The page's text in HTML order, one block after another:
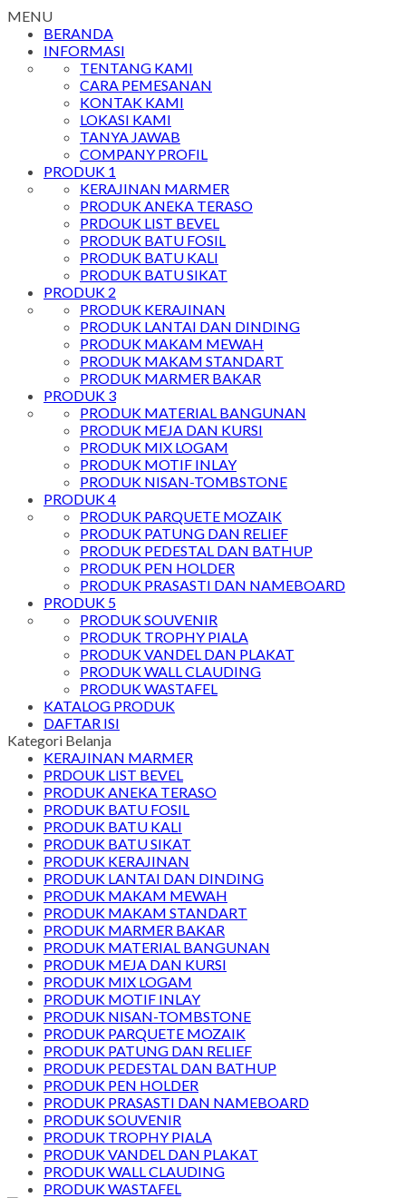
MENU
BERANDA
INFORMASI
TENTANG KAMI
CARA PEMESANAN
KONTAK KAMI
LOKASI KAMI
TANYA JAWAB
COMPANY PROFIL
PRODUK 1
KERAJINAN MARMER
PRODUK ANEKA TERASO
PRDOUK LIST BEVEL
PRODUK BATU FOSIL
PRODUK BATU KALI
PRODUK BATU SIKAT
PRODUK 2
PRODUK KERAJINAN
PRODUK LANTAI DAN DINDING
PRODUK MAKAM MEWAH
PRODUK MAKAM STANDART
PRODUK MARMER BAKAR
PRODUK 3
PRODUK MATERIAL BANGUNAN
PRODUK MEJA DAN KURSI
PRODUK MIX LOGAM
PRODUK MOTIF INLAY
PRODUK NISAN-TOMBSTONE
PRODUK 4
PRODUK PARQUETE MOZAIK
PRODUK PATUNG DAN RELIEF
PRODUK PEDESTAL DAN BATHUP
PRODUK PEN HOLDER
PRODUK PRASASTI DAN NAMEBOARD
PRODUK 5
PRODUK SOUVENIR
PRODUK TROPHY PIALA
PRODUK VANDEL DAN PLAKAT
PRODUK WALL CLAUDING
PRODUK WASTAFEL
KATALOG PRODUK
DAFTAR ISI
Kategori Belanja
KERAJINAN MARMER
PRDOUK LIST BEVEL
PRODUK ANEKA TERASO
PRODUK BATU FOSIL
PRODUK BATU KALI
PRODUK BATU SIKAT
PRODUK KERAJINAN
PRODUK LANTAI DAN DINDING
PRODUK MAKAM MEWAH
PRODUK MAKAM STANDART
PRODUK MARMER BAKAR
PRODUK MATERIAL BANGUNAN
PRODUK MEJA DAN KURSI
PRODUK MIX LOGAM
PRODUK MOTIF INLAY
PRODUK NISAN-TOMBSTONE
PRODUK PARQUETE MOZAIK
PRODUK PATUNG DAN RELIEF
PRODUK PEDESTAL DAN BATHUP
PRODUK PEN HOLDER
PRODUK PRASASTI DAN NAMEBOARD
PRODUK SOUVENIR
PRODUK TROPHY PIALA
PRODUK VANDEL DAN PLAKAT
PRODUK WALL CLAUDING
PRODUK WASTAFEL